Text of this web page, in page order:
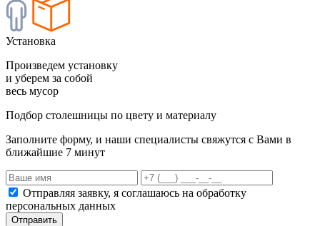
Установка
Произведем установку
и уберем за собой
весь мусор
Подбор столешницы по цвету и материалу
Заполните форму, и наши специалисты свяжутся с Вами в
ближайшие 7 минут
Отправляя заявку, я соглашаюсь на обработку
персональных данных
Отправить